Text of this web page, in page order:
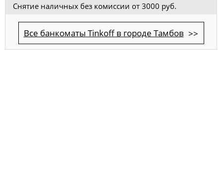
Снятие наличных без комиссии от 3000 руб.
Все банкоматы Tinkoff в городе Тамбов